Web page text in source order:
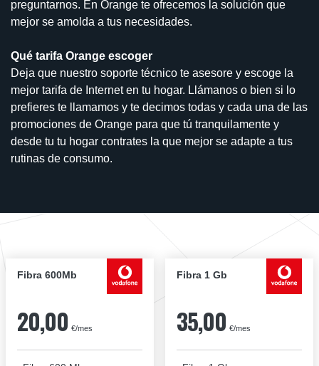
preguntarnos. En Orange te ofrecemos la solución que
mejor se amolda a tus necesidades.
Qué tarifa Orange escoger
Deja que nuestro soporte técnico te asesore y escoge la
mejor tarifa de Internet en tu hogar. Llámanos o bien si lo
prefieres te llamamos y te decimos todas y cada una de las
promociones de Orange para que tú tranquilamente y
desde tu tu hogar contrates la que mejor se adapte a tus
rutinas de consumo.
Fibra 600Mb
20,00 €/mes
Fibra 1 Gb
35,00 €/mes